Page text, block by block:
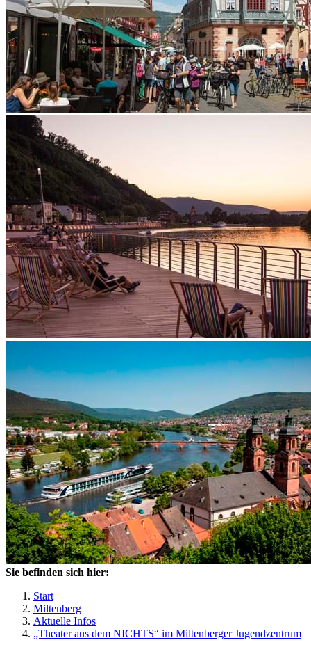
Sie befinden sich hier:
Start
Miltenberg
Aktuelle Infos
„Theater aus dem NICHTS“ im Miltenberger Jugendzentrum